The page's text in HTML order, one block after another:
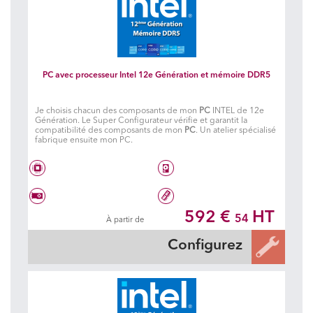
PC avec processeur Intel 12e Génération et mémoire DDR5
Je choisis chacun des composants de mon PC INTEL de 12e
Génération. Le Super Configurateur vérifie et garantit la
compatibilité des composants de mon PC. Un atelier spécialisé
fabrique ensuite mon PC.
Processeur à choisir Disque dur à choisir
Carte graphique à choisir 32 Go DDR5 5600 MHz
À partir de 592 € 54 HT
Configurez